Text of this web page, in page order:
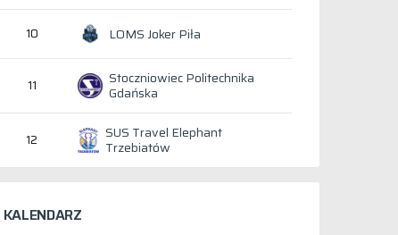
10 LOMS Joker Piła
11 Stoczniowiec Politechnika
Gdańska
12 SUS Travel Elephant
Trzebiatów
KALENDARZ